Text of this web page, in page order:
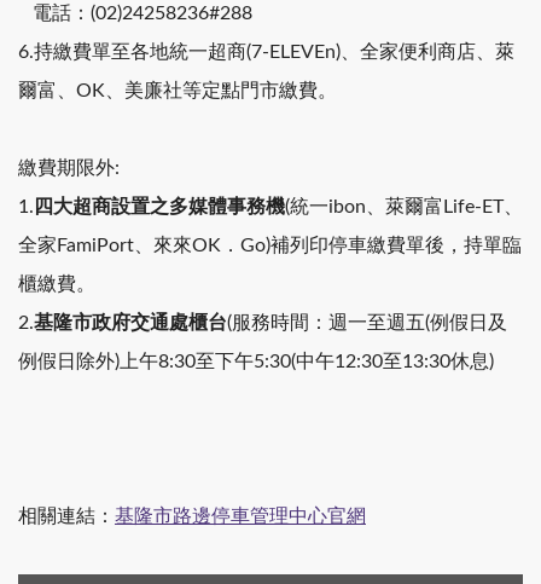
電話：(02)24258236#288
6.持繳費單至各地統一超商(7-ELEVEn)、全家便利商店、萊
爾富、OK、美廉社等定點門市繳費。
繳費期限外:
1. 四大超商設置之多媒體事務機(統一ibon、萊爾富Life-ET、
全家FamiPort、來來OK．Go)補列印停車繳費單後，持單臨
櫃繳費。
2.基隆市政府交通處櫃台(服務時間：週一至週五(例假日及
例假日除外)上午8:30至下午5:30(中午12:30至13:30休息)
相關連結： 基隆市路邊停車管理中心官網